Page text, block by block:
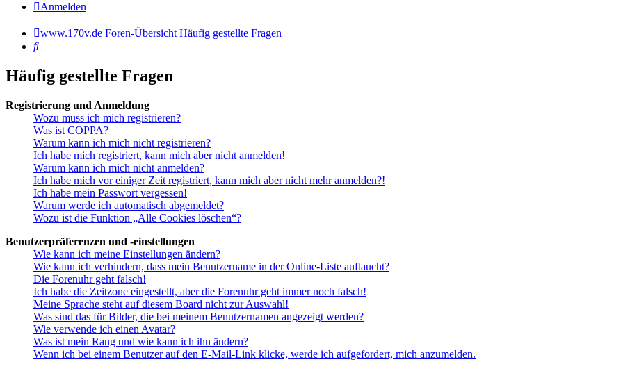
Anmelden
www.170v.de Foren-Übersicht Häufig gestellte Fragen
Suche
Häufig gestellte Fragen
Registrierung und Anmeldung
Wozu muss ich mich registrieren?
Was ist COPPA?
Warum kann ich mich nicht registrieren?
Ich habe mich registriert, kann mich aber nicht anmelden!
Warum kann ich mich nicht anmelden?
Ich habe mich vor einiger Zeit registriert, kann mich aber nicht mehr anmelden?!
Ich habe mein Passwort vergessen!
Warum werde ich automatisch abgemeldet?
Wozu ist die Funktion „Alle Cookies löschen“?
Benutzerpräferenzen und -einstellungen
Wie kann ich meine Einstellungen ändern?
Wie kann ich verhindern, dass mein Benutzername in der Online-Liste auftaucht?
Die Forenuhr geht falsch!
Ich habe die Zeitzone eingestellt, aber die Forenuhr geht immer noch falsch!
Meine Sprache steht auf diesem Board nicht zur Auswahl!
Was sind das für Bilder, die bei meinem Benutzernamen angezeigt werden?
Wie verwende ich einen Avatar?
Was ist mein Rang und wie kann ich ihn ändern?
Wenn ich bei einem Benutzer auf den E-Mail-Link klicke, werde ich aufgefordert, mich anzumelden.